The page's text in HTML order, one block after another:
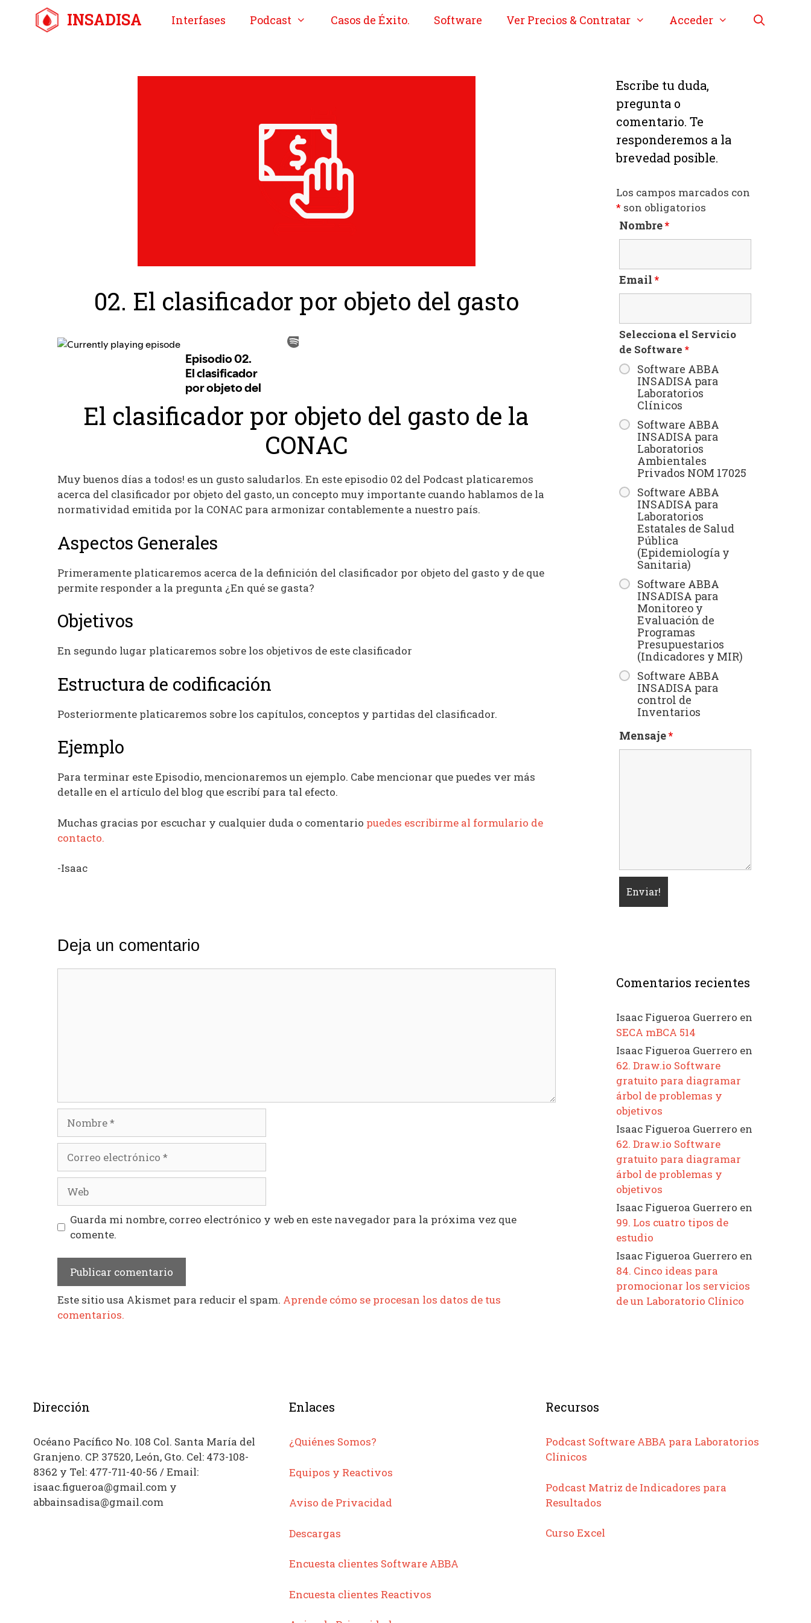
contenido
INSADISA Interfases Podcast Casos de Éxito. Software Ver Precios & Contratar Acceder
02. El clasificador por objeto del gasto
El clasificador por objeto del gasto de la
CONAC
Muy buenos días a todos! es un gusto saludarlos. En este episodio 02 del Podcast platicaremos
acerca del clasificador por objeto del gasto, un concepto muy importante cuando hablamos de la
normatividad emitida por la CONAC para armonizar contablemente a nuestro país.
Aspectos Generales
Primeramente platicaremos acerca de la definición del clasificador por objeto del gasto y de que
permite responder a la pregunta ¿En qué se gasta?
Objetivos
En segundo lugar platicaremos sobre los objetivos de este clasificador
Estructura de codificación
Posteriormente platicaremos sobre los capítulos, conceptos y partidas del clasificador.
Ejemplo
Para terminar este Episodio, mencionaremos un ejemplo. Cabe mencionar que puedes ver más
detalle en el artículo del blog que escribí para tal efecto.
Muchas gracias por escuchar y cualquier duda o comentario puedes escribirme al formulario de
contacto.
-Isaac
Deja un comentario
Nombre
electrónico
Guarda mi nombre, correo electrónico y web en este navegador para la próxima vez que
comente.
Este sitio usa Akismet para reducir el spam. Aprende cómo se procesan los datos de tus
comentarios.
Escribe tu duda,
pregunta o
comentario. Te
responderemos a la
brevedad posible.
Los campos marcados con
*son obligatorios
Nombre*
Email *
Selecciona el Servicio
de Software *
Software ABBA
INSADISA para
Laboratorios
Clínicos
Software ABBA
INSADISA para
Laboratorios
Ambientales
Privados NOM 17025
Software ABBA
INSADISA para
Laboratorios
Estatales de Salud
Pública
(Epidemiología y
Sanitaria)
Software ABBA
INSADISA para
Monitoreo y
Evaluación de
Programas
Presupuestarios
(Indicadores y MIR)
Software ABBA
INSADISA para
control de
Inventarios
Mensaje*
Comentarios recientes
Isaac Figueroa Guerrero en
SECA mBCA 514
Isaac Figueroa Guerrero en
62. Draw.io Software
gratuito para diagramar
árbol de problemas y
objetivos
Isaac Figueroa Guerrero en
62. Draw.io Software
gratuito para diagramar
árbol de problemas y
objetivos
Isaac Figueroa Guerrero en
99. Los cuatro tipos de
estudio
Isaac Figueroa Guerrero en
84. Cinco ideas para
promocionar los servicios
de un Laboratorio Clínico
Dirección
Océano Pacífico No. 108 Col. Santa María del
Granjeno. CP. 37520, León, Gto. Cel: 473-108-
8362 y Tel: 477-711-40-56 / Email:
isaac.figueroa@gmail.com y
abbainsadisa@gmail.com
Enlaces
¿Quiénes Somos?
Equipos y Reactivos
Aviso de Privacidad
Descargas
Encuesta clientes Software ABBA
Encuesta clientes Reactivos
Recursos
Podcast Software ABBA para Laboratorios
Clínicos
Podcast Matriz de Indicadores para
Resultados
Curso Excel